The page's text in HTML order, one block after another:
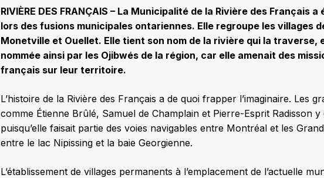
RIVIÈRE DES FRANÇAIS – La Municipalité de la Rivière des Français
lors des fusions municipales ontariennes. Elle regroupe les villages
Monetville et Ouellet. Elle tient son nom de la rivière qui la traverse,
nommée ainsi par les Ojibwés de la région, car elle amenait des
français sur leur territoire.
L’histoire de la Rivière des Français a de quoi frapper l’imaginaire. Les
comme Étienne Brûlé, Samuel de Champlain et Pierre-Esprit Radisson
puisqu’elle faisait partie des voies navigables entre Montréal et les
entre le lac Nipissing et la baie Georgienne.
L’établissement de villages permanents à l’emplacement de l’actuelle